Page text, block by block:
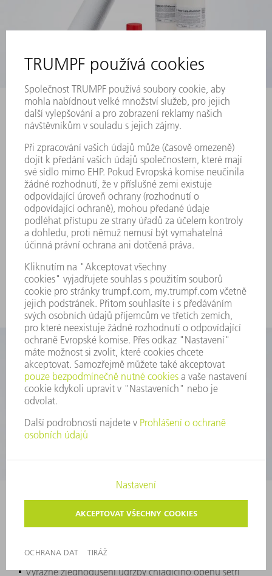
Easy Kits
Snadná a rychlá výměna chladicí vody za konstrukční
řady specifické Easy Kits
Interval pro údržbu chladicí vody činí zpravidla 12
měsíců, proto jsou originální Easy Kits dimenzovány
pro toto období
Prodloužení životnosti rezonátoru a optik speciálně
sladěným složením Easy Kits
Originální Easy Kits lze použít u všech laserů TRUMPF,
laserových zařízení a strojů
Original Easy Filters
Výrazné zjednodušení údržby chladicího oběhu šetří